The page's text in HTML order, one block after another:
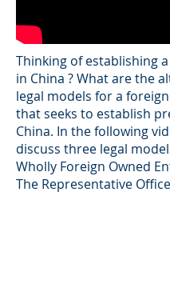
Thinking of establishing
in China ? What are the
legal models for a
that seeks to establish
China. In the following
discuss three legal
Wholly Foreign Owned
The Representative